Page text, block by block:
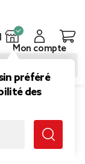
préféré
des
Mon compte
rose